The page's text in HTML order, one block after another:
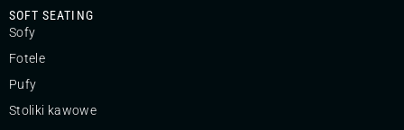
SOFT SEATING
Sofy
Fotele
Pufy
Stoliki kawowe